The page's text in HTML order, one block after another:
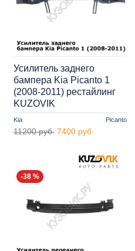
Kia Picanto
Усилитель заднего
бампера Kia Picanto 1
(2008-2011) рестайлинг
KUZOVIK
11200 руб. 7400 руб.
-38 %